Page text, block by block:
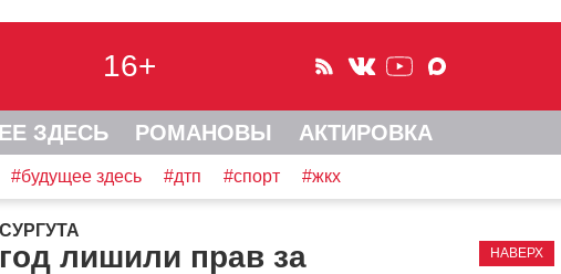
16+
ЗДЕСЬ РОМАНОВЫ АКТИРОВКА
#будущее здесь #дтп #спорт #жкх
лишили прав за
НАВЕРХ